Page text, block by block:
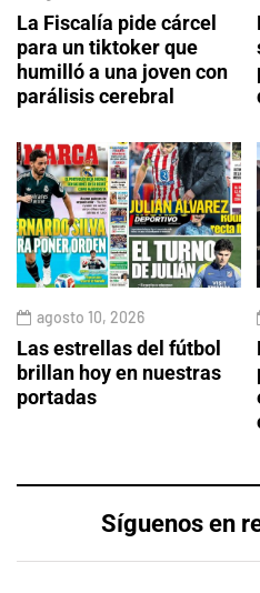
La Fiscalía pide cárcel
para un tiktoker que
humilló a una joven con
parálisis cerebral
agosto 10, 2026
Las estrellas del fútbol
brillan hoy en nuestras
portadas
Síguenos en